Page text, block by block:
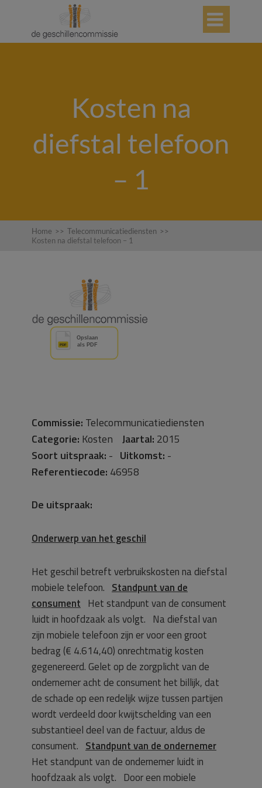

Kosten na
diefstal telefoon
– 1
Home >> Telecommunicatiediensten >>
Kosten na diefstal telefoon – 1
Commissie: Telecommunicatiediensten
Categorie: Kosten Jaartal: 2015
Soort uitspraak: - Uitkomst: -
Referentiecode: 46958
De uitspraak:
Onderwerp van het geschil
Het geschil betreft verbruikskosten na diefstal
mobiele telefoon. Standpunt van de
consument Het standpunt van de consument
luidt in hoofdzaak als volgt. Na diefstal van
zijn mobiele telefoon zijn er voor een groot
bedrag (€ 4.614,40) onrechtmatig kosten
gegenereerd. Gelet op de zorgplicht van de
ondernemer acht de consument het billijk, dat
de schade op een redelijk wijze tussen partijen
wordt verdeeld door kwijtschelding van een
substantieel deel van de factuur, aldus de
consument. Standpunt van de ondernemer
Het standpunt van de ondernemer luidt in
hoofdzaak als volgt. Door een mobiele